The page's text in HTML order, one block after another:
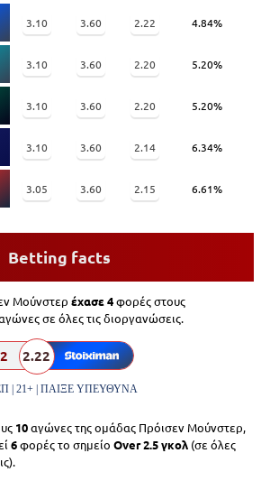
3.10 3.60 2.22 4.84%
3.10 3.60 2.20 5.20%
3.10 3.60 2.20 5.20%
3.10 3.60 2.14 6.34%
3.05 3.60 2.15 6.61%
Betting facts
Μούνστερ έχασε 4φορές στους
σε όλες τις διοργανώσεις.
2 2.22
| 21+ | ΠΑΙΞΕ ΥΠΕΥΘΥΝΑ
10αγώνες της ομάδας Πρόισεν Μούνστερ,
6φορές το σημείο Over 2.5 γκολ (σε όλες